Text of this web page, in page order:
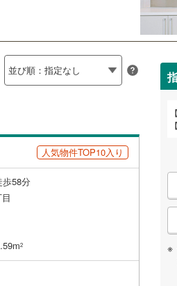
人気物件TOP10入り
58分
2
こ
検
条
件
和歌山
島 山口
高知
郡南会津町(1)
磐梯町 (0)
河郡西郷村(1)
郡矢吹町(1)
郡塙町
玉川村
古殿町
条件で検索する
条件で検索する
フリー住宅（
3
2km以内
0）
条件で検索する
見る